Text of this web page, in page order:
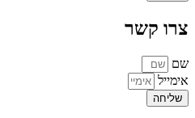
צרו קשר
שם
אימייל
שליחה